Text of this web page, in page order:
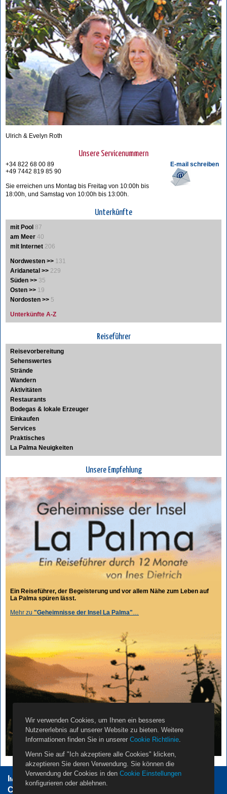
Ulrich & Evelyn Roth
Unsere Servicenummern
E-mail schreiben
+34 822 68 00 89
+49 7442 819 85 90
Sie erreichen uns Montag bis Freitag von 10:00h bis
18:00h, und Samstag von 10:00h bis 13:00h.
Unterkünfte
mit Pool 87
am Meer 40
mit Internet 206
Nordwesten >> 131
Aridanetal >> 229
Süden >> 35
Osten >> 19
Nordosten >> 5
Unterkünfte A-Z
Reiseführer
Reisevorbereitung
Sehenswertes
Strände
Wandern
Aktivitäten
Restaurants
Bodegas & lokale Erzeuger
Einkaufen
Services
Praktisches
La Palma Neuigkeiten
Unsere Empfehlung
Ein Reiseführer, der Begeisterung und vor allem Nähe zum Leben auf
La Palma spüren lässt.
Mehr zu "Geheimnisse der Insel La Palma"…
Impressum AGB
Datenschutzerklärung
Cookie Einstellungen
Wir verwenden Cookies, um Ihnen ein besseres
Nutzererlebnis auf unserer Website zu bieten. Weitere
Informationen finden Sie in unserer Cookie Richtlinie.
Wenn Sie auf "Ich akzeptiere alle Cookies" klicken,
akzeptieren Sie deren Verwendung. Sie können die
Verwendung der Cookies in den Cookie Einstellungen
konfigurieren oder ablehnen.